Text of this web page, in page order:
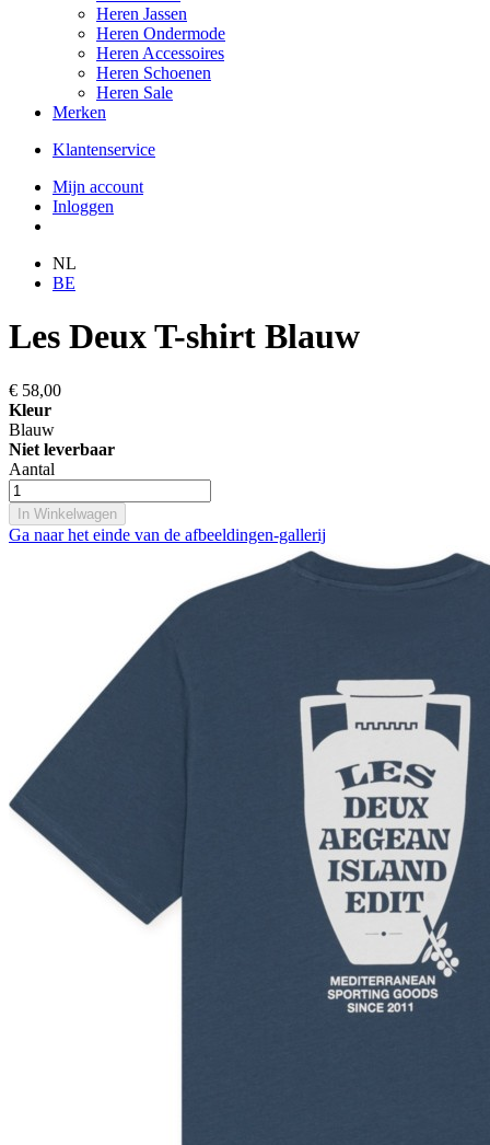
Heren Jassen
Heren Ondermode
Heren Accessoires
Heren Schoenen
Heren Sale
Merken
Klantenservice
Mijn account
Inloggen
NL
BE
Les Deux T-shirt Blauw
€ 58,00
Kleur
Blauw
Niet leverbaar
Aantal
In Winkelwagen
Ga naar het einde van de afbeeldingen-gallerij